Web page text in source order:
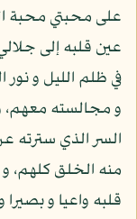
على محبتي محبة
عين قلبه إلى
في ظلم الليل و
و مجالسته معهم،
السر الذي سترته
منه الخلق كلهم،
قلبه واعيا و